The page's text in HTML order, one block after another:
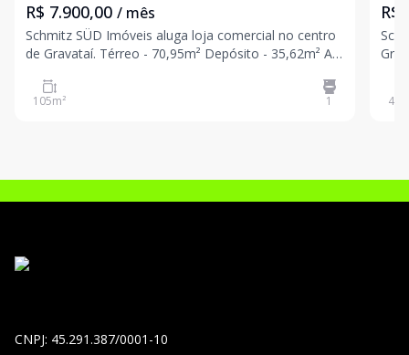
R$ 7.900,00 / mês
Schmitz SÜD Imóveis aluga loja comercial no centro
de Gravataí. Térreo - 70,95m² Depósito - 35,62m² Ar
e conheça de perto essa excelente oportunidade.
105m² 1
R$
de
40
CNPJ: 45.291.387/0001-10